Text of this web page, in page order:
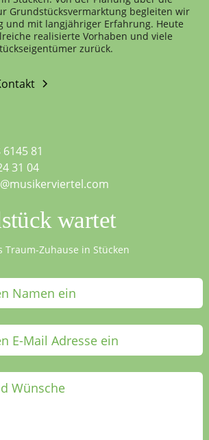
Grundstücksvermarktung begleiten wir
und mit langjähriger Erfahrung. Heute
realisierte Vorhaben und viele
zurück.
81
31 04
wartet
Traum-Zuhause in Stücken